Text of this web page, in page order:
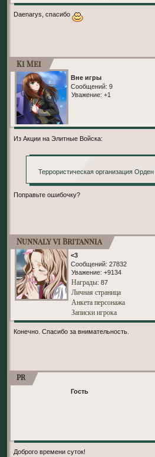
Daenarys, спасибо
Ki Mei
Вне игры
Сообщений: 9
Уважение: +1
Из Акции на Элитные Войска:
Террористическая организация Орден
Поправьте ошибочку?
Nunnaly vi Britannia
<3
Сообщений: 27832
Уважение: +9134
Награды: 87
Личная страница
Анкета персонажа
Записки игрока
Конечно. Спасибо за внимательность.
PR
Гость
Доброго времени суток!